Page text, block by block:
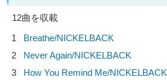
12曲を収載
1
Breathe/NICKELBACK
2
Never Again/NICKELBACK
3
How You Remind Me/NICKELBACK